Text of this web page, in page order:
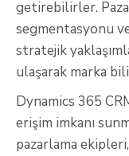
getirebilirler.
segmentasyonu
stratejik
ulaşarak marka
Dynamics 365
erişim imkanı
pazarlama